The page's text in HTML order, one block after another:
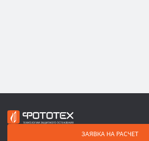
ЗАЯВКА НА РАСЧЕТ